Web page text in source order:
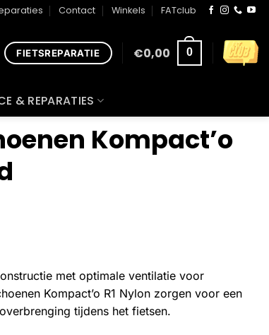
Contact Winkels FATclub
FIETSREPARATIE €0,00 0
& REPARATIES
Kompact’o
met optimale ventilatie voor
Kompact’o R1 Nylon zorgen voor een
tijdens het fietsen.